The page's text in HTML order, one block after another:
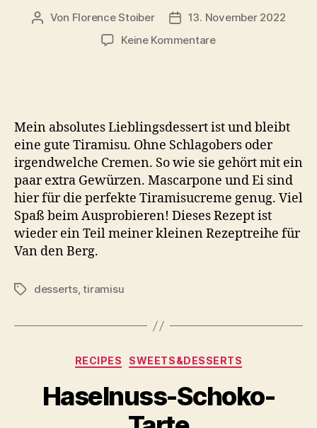
Beitragsautor
Von Florence Stoiber Veröffentlichungsdatum
13. November 2022
Keine Kommentarezu
Mein absolutes Lieblingsdessert ist und bleibt
eine gute Tiramisu. Ohne Schlagobers oder
irgendwelche Cremen. So wie sie gehört mit ein
paar extra Gewürzen. Mascarpone und Ei sind
hier für die perfekte Tiramisucreme genug. Viel
Spaß beim Ausprobieren! Dieses Rezept ist
wieder ein Teil meiner kleinen Rezeptreihe für
Van den Berg.
Schlagwörter
desserts,tiramisu
Kategorien
RECIPES SWEETS&DESSERTS
Haselnuss-Schoko-